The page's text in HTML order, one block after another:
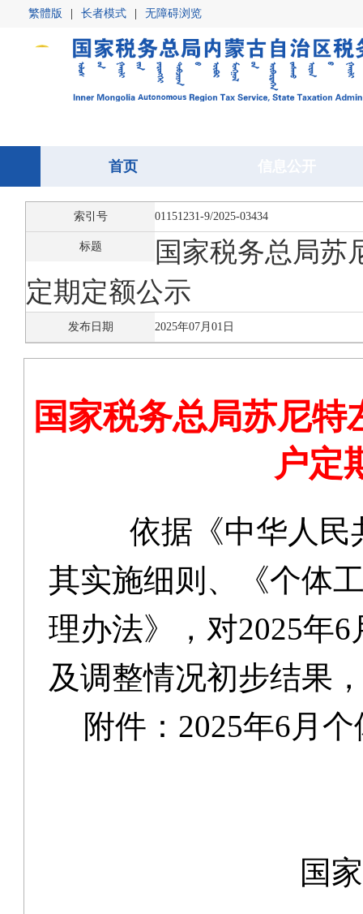
繁體版 长者模式 无障碍浏览
首页
首页
索引号 01151231-9/2025-03434
标题
国家税务总局苏
定期定额公示
发布日期 2025年07月01日
国家税务总局苏尼特
户定
依据《中华人民
其实施细则、《个体
理办法》，对2025年
及调整情况初步结果
附件：2025年6月
国